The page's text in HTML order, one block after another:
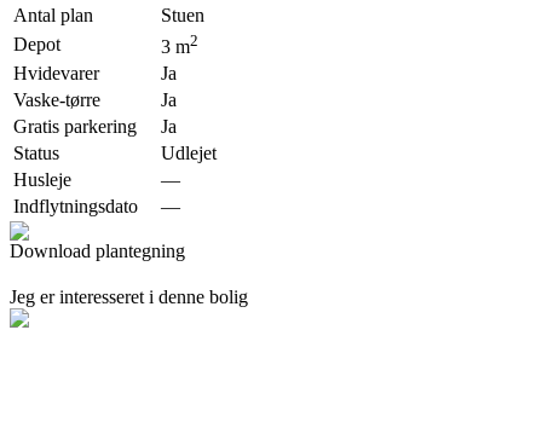
Antal plan
Stuen
Depot
3 m2
Hvidevarer
Ja
Vaske-tørre
Ja
Gratis parkering
Ja
Status
Udlejet
Husleje
—
Indflytningsdato
—
Download plantegning
Jeg er interesseret i denne bolig